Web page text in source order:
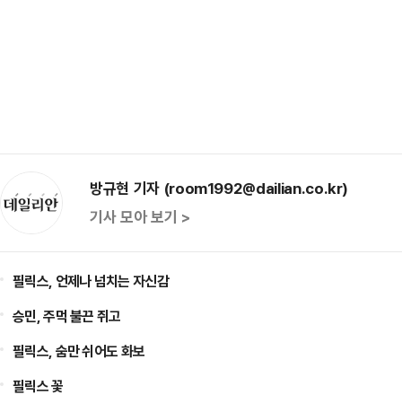
방규현 기자 (room1992@dailian.co.kr)
기사 모아 보기 >
필릭스, 언제나 넘치는 자신감
승민, 주먹 불끈 쥐고
필릭스, 숨만 쉬어도 화보
필릭스 꽃